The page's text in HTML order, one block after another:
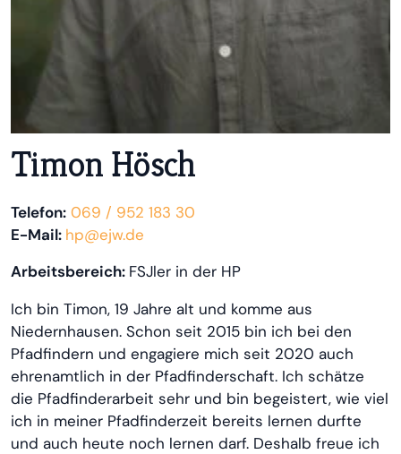
Timon Hösch
Telefon: 069 / 952 183 30
E-Mail: hp@ejw.de
Arbeitsbereich: FSJler in der HP
Ich bin Timon, 19 Jahre alt und komme aus
Niedernhausen. Schon seit 2015 bin ich bei den
Pfadfindern und engagiere mich seit 2020 auch
ehrenamtlich in der Pfadfinderschaft. Ich schätze
die Pfadfinderarbeit sehr und bin begeistert, wie viel
ich in meiner Pfadfinderzeit bereits lernen durfte
und auch heute noch lernen darf. Deshalb freue ich